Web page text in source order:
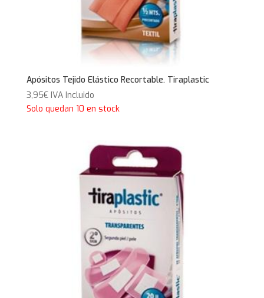
Apósitos Tejido Elástico Recortable. Tiraplastic
3,95€ IVA Incluido
Solo quedan 10 en stock